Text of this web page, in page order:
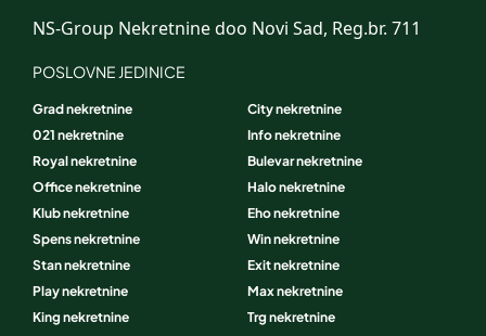
NS-Group Nekretnine doo Novi Sad, Reg.br. 711
POSLOVNE JEDINICE
Grad nekretnine
City nekretnine
021 nekretnine
Info nekretnine
Royal nekretnine
Bulevar nekretnine
Office nekretnine
Halo nekretnine
Klub nekretnine
Eho nekretnine
Spens nekretnine
Win nekretnine
Stan nekretnine
Exit nekretnine
Play nekretnine
Max nekretnine
King nekretnine
Trg nekretnine